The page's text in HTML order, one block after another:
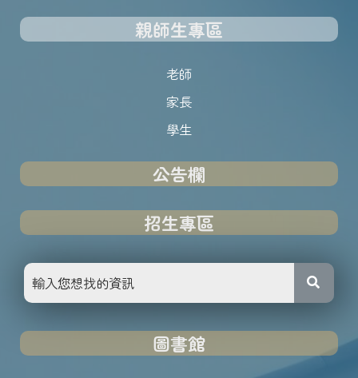
親師生專區
老師
家長
學生
公告欄
招生專區
圖書館